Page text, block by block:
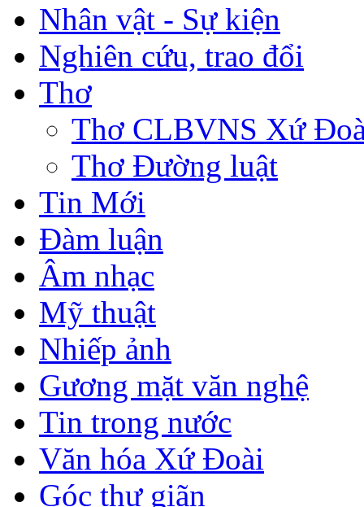
Nhân vật - Sự kiện
Nghiên cứu, trao đổi
Thơ
Thơ CLBVNS Xứ
Thơ Đường luật
Tin Mới
Đàm luận
Âm nhạc
Mỹ thuật
Nhiếp ảnh
Gương mặt văn nghệ
Tin trong nước
Văn hóa Xứ Đoài
Góc thư giãn